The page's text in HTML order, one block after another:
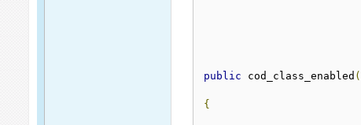
public cod_class_enabled (
{